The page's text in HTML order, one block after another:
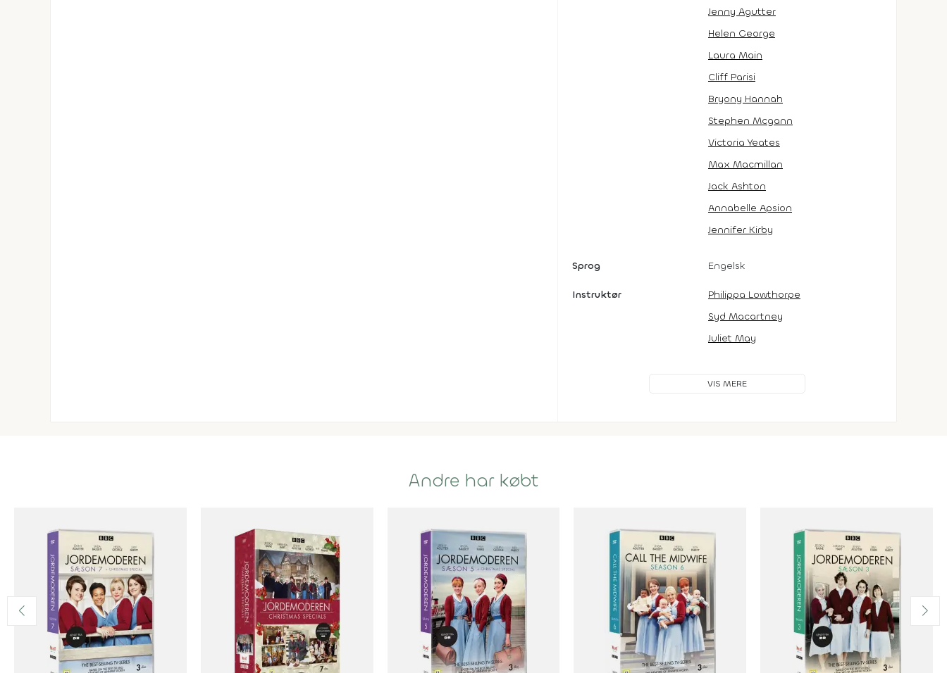
Jenny Agutter
Helen George
Laura Main
Cliff Parisi
Bryony Hannah
Stephen Mcgann
Victoria Yeates
Max Macmillan
Jack Ashton
Annabelle Apsion
Jennifer Kirby
Sprog Engelsk
Instruktør
Philippa Lowthorpe
Syd Macartney
Juliet May
VIS MERE
Andre har købt